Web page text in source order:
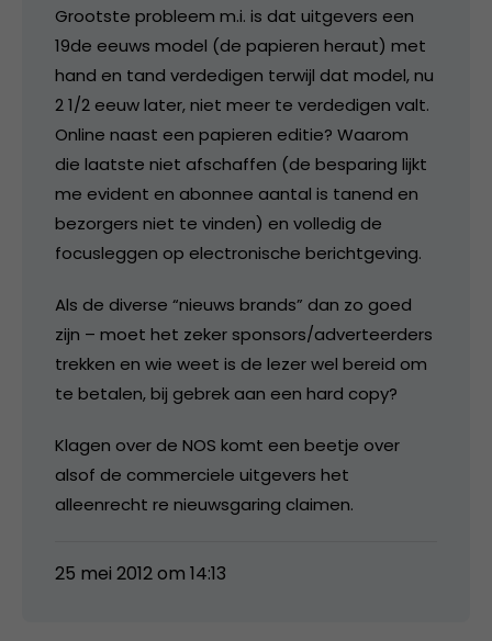
Grootste probleem m.i. is dat uitgevers een
19de eeuws model (de papieren heraut) met
hand en tand verdedigen terwijl dat model, nu
2 1/2 eeuw later, niet meer te verdedigen valt.
Online naast een papieren editie? Waarom
die laatste niet afschaffen (de besparing lijkt
me evident en abonnee aantal is tanend en
bezorgers niet te vinden) en volledig de
focusleggen op electronische berichtgeving.
Als de diverse “nieuws brands” dan zo goed
zijn – moet het zeker sponsors/adverteerders
trekken en wie weet is de lezer wel bereid om
te betalen, bij gebrek aan een hard copy?
Klagen over de NOS komt een beetje over
alsof de commerciele uitgevers het
alleenrecht re nieuwsgaring claimen.
25 mei 2012 om 14:13